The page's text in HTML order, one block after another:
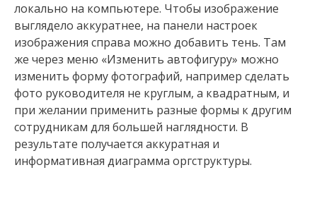
локально на компьютере. Чтобы изображение
выглядело аккуратнее, на панели настроек
изображения справа можно добавить тень. Там
же через меню «Изменить автофигуру» можно
изменить форму фотографий, например сделать
фото руководителя не круглым, а квадратным, и
при желании применить разные формы к другим
сотрудникам для большей наглядности. В
результате получается аккуратная и
информативная диаграмма оргструктуры.